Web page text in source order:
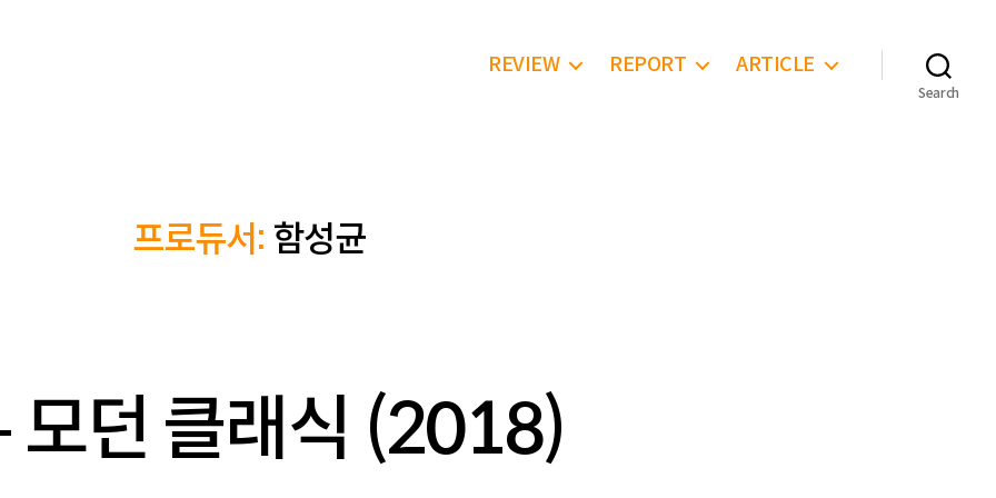
REVIEW REPORT ARTICLE
Search
프로듀서: 함성균
모던 클래식 (2018)